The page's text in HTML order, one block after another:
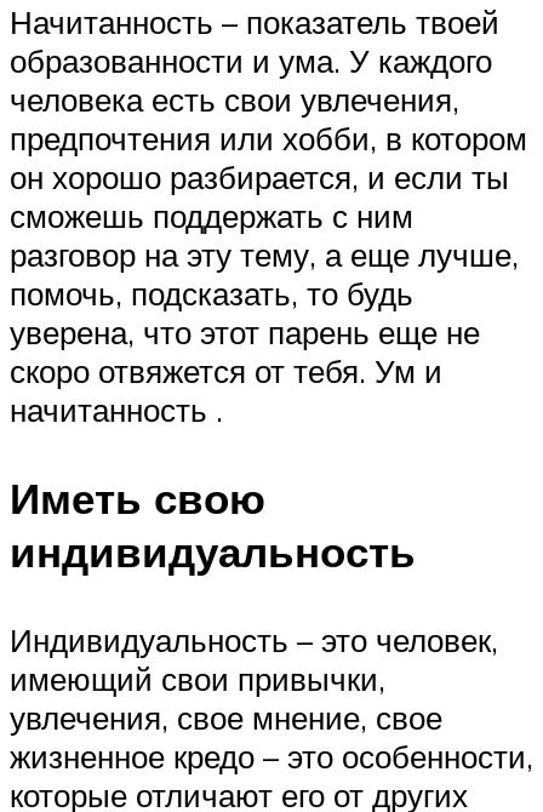
Начитанность – показатель твоей
образованности и ума. У каждого
человека есть свои увлечения,
предпочтения или хобби, в котором
он хорошо разбирается, и если ты
сможешь поддержать с ним
разговор на эту тему, а еще лучше,
помочь, подсказать, то будь
уверена, что этот парень еще не
скоро отвяжется от тебя. Ум и
начитанность .
Иметь свою
индивидуальность
Индивидуальность – это человек,
имеющий свои привычки,
увлечения, свое мнение, свое
жизненное кредо – это особенности,
которые отличают его от других